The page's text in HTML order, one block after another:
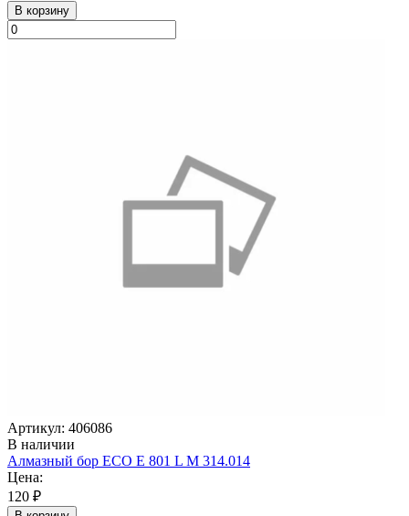
В корзину
Артикул: 406086
В наличии
Алмазный бор ECO E 801 L M 314.014
Цена:
120 ₽